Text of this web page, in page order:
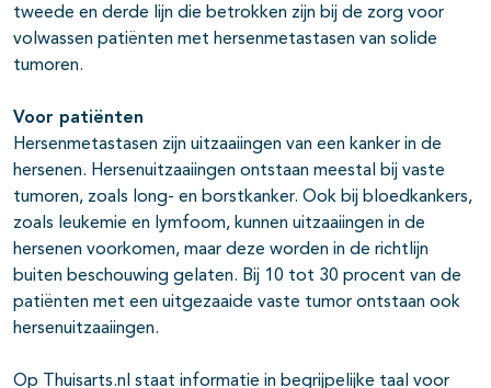
tweede en derde lijn die betrokken zijn bij de zorg voor
volwassen patiënten met hersenmetastasen van solide
tumoren.
Voor patiënten
Hersenmetastasen zijn uitzaaiingen van een kanker in de
hersenen. Hersenuitzaaiingen ontstaan meestal bij vaste
tumoren, zoals long- en borstkanker. Ook bij bloedkankers,
zoals leukemie en lymfoom, kunnen uitzaaiingen in de
hersenen voorkomen, maar deze worden in de richtlijn
buiten beschouwing gelaten. Bij 10 tot 30 procent van de
patiënten met een uitgezaaide vaste tumor ontstaan ook
hersenuitzaaiingen.
Op Thuisarts.nl staat informatie in begrijpelijke taal voor